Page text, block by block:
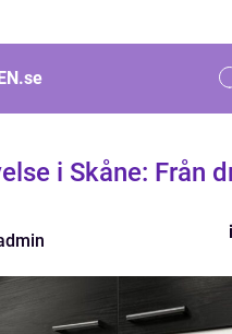
se
i Skåne: Från